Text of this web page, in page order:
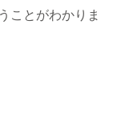
ことがわかりま